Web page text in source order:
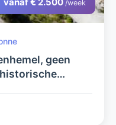
/week
geen